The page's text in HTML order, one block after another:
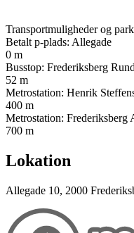
Transportmuligheder og
Betalt p-plads: Allegade
0 m
Busstop: Frederiksberg
52 m
Metrostation: Henrik
400 m
Metrostation: Frederiksberg
700 m
Lokation
Allegade 10, 2000